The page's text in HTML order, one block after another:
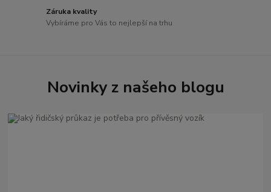
Záruka kvality
Vybíráme pro Vás to nejlepší na trhu
Novinky z našeho blogu